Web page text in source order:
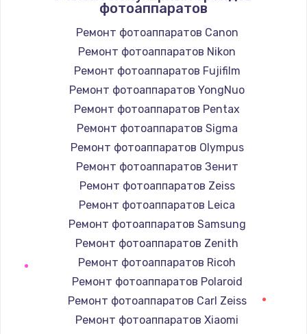
Заказать
Ремонт электромагнитного клапана
2050 руб.
Заказать
Ремонт дренажа
2400 руб.
Заказать
Чистка дренажа
1500 руб.
Заказать
Ремонт электронного узла
3650 руб.
Заказать
фотоаппаратов
Ремонт фотоаппаратов Canon
Ремонт фотоаппаратов Nikon
Ремонт фотоаппаратов Fujifilm
Ремонт фотоаппаратов YongNuo
Ремонт фотоаппаратов Pentax
Ремонт фотоаппаратов Sigma
Ремонт фотоаппаратов Olympus
Ремонт фотоаппаратов Зенит
Ремонт фотоаппаратов Zeiss
Ремонт фотоаппаратов Leica
Ремонт фотоаппаратов Samsung
Ремонт фотоаппаратов Zenith
Ремонт фотоаппаратов Ricoh
Ремонт фотоаппаратов Polaroid
Ремонт фотоаппаратов Carl Zeiss
Ремонт фотоаппаратов Xiaomi